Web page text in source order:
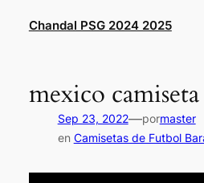
Chandal PSG 2024 2025
mexico
Sep 23, 2022—pormaster
en Camisetas de Futbol